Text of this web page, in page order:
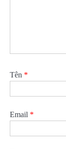
Tên *
Email *